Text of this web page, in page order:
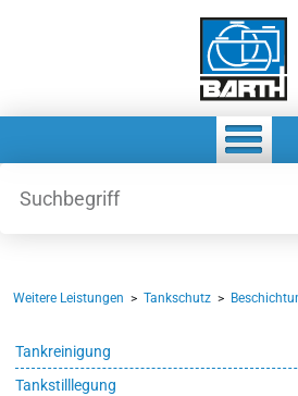
Weitere Leistungen > Tankschutz >
Tankreinigung
Tankstilllegung